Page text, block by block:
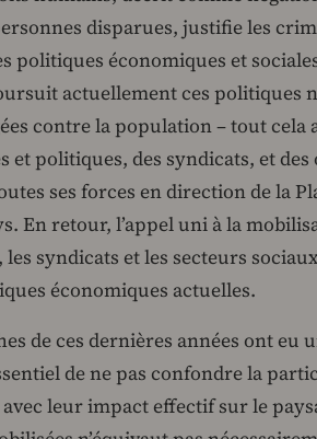
disparues, justifie les
politiques économiques et
actuellement ces politiques
contre la population – tout
et politiques, des syndicats, et des
ses forces en direction de la
En retour, l’appel uni à la
syndicats et les secteurs
économiques actuelles.
de ces dernières années ont eu
de ne pas confondre la
leur impact effectif sur le